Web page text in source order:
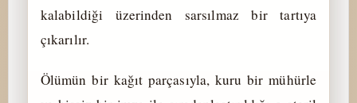
kalabildiği üzerinden sarsılmaz bir tartıya
çıkarılır.
Ölümün bir kağıt parçasıyla, kuru bir mühürle